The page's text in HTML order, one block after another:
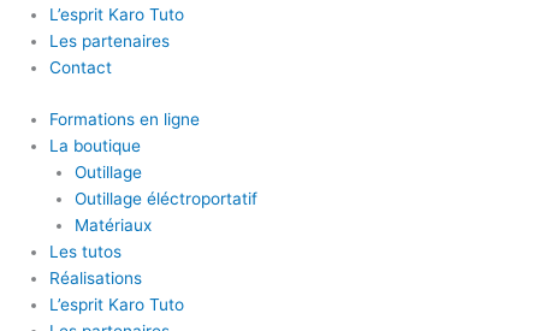
L’esprit Karo Tuto
Les partenaires
Contact
Formations en ligne
La boutique
Outillage
Outillage éléctroportatif
Matériaux
Les tutos
Réalisations
L’esprit Karo Tuto